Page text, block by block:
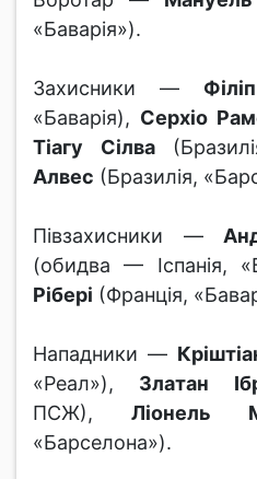
«Баварія»).
Захисники —
«Баварія), Серхіо
Тіагу Сілва
Алвес (Бразилія,
Півзахисники —
(обидва — Іспанія,
Рібері (Франція,
Нападники —
«Реал»), Златан
ПСЖ), Ліонель
«Барселона»).